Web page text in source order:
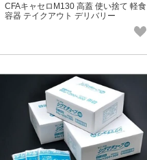
CFAキャセロM130 高蓋 使い捨て 軽食
容器 テイクアウト デリバリー